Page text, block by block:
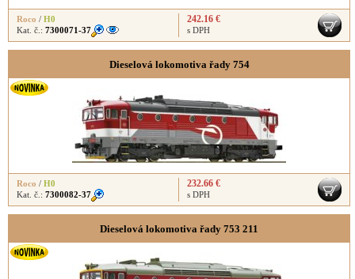
Roco / H0
Kat. č.: 7300071-37
242.16 €
s DPH
Dieselová lokomotiva řady 754
Roco / H0
Kat. č.: 7300082-37
232.66 €
s DPH
Dieselová lokomotiva řady 753 211